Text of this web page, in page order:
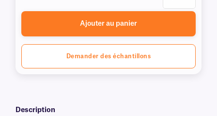
Ajouter au panier
Demander des échantillons
Description